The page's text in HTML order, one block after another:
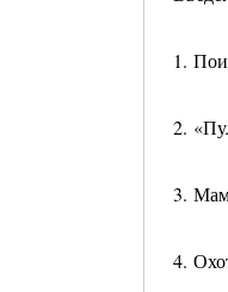
1.
2.
3.
4.